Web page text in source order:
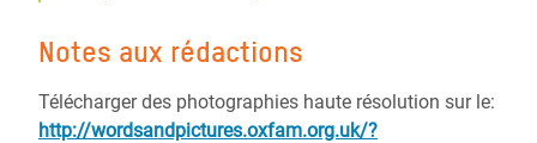
Notes aux rédactions
Télécharger des photographies haute résolution sur le:
http://wordsandpictures.oxfam.org.uk/?